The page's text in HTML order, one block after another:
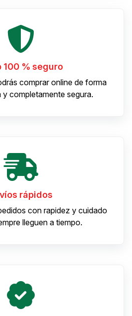
100 % seguro
comprar online de forma
y completamente segura.
rápidos
con rapidez y cuidado
lleguen a tiempo.